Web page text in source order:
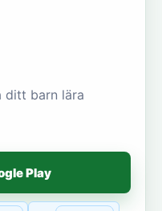
ditt barn lära
Play